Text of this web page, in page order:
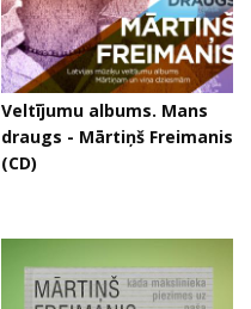
Veltījumu albums. Mans
draugs - Mārtiņš Freimanis
(CD)